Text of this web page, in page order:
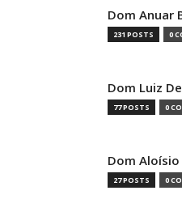
Dom Anuar
231 POSTS 0
Dom Luiz
77 POSTS 0
Dom
27 POSTS 0